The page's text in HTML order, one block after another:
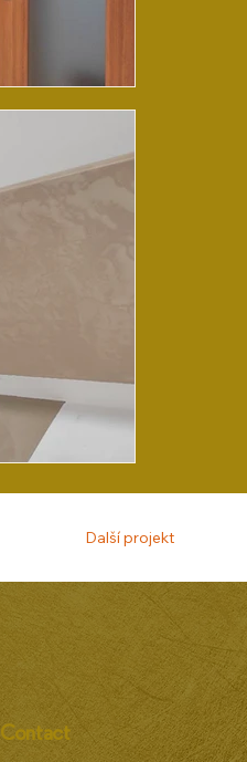
Další projekt
Contact